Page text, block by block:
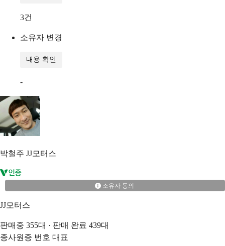
3건
소유자 변경
내용 확인
-
박철주 JJ모터스
소유자 동의
JJ모터스
판매중 355대 · 판매 완료 439대
종사원증 번호 대표